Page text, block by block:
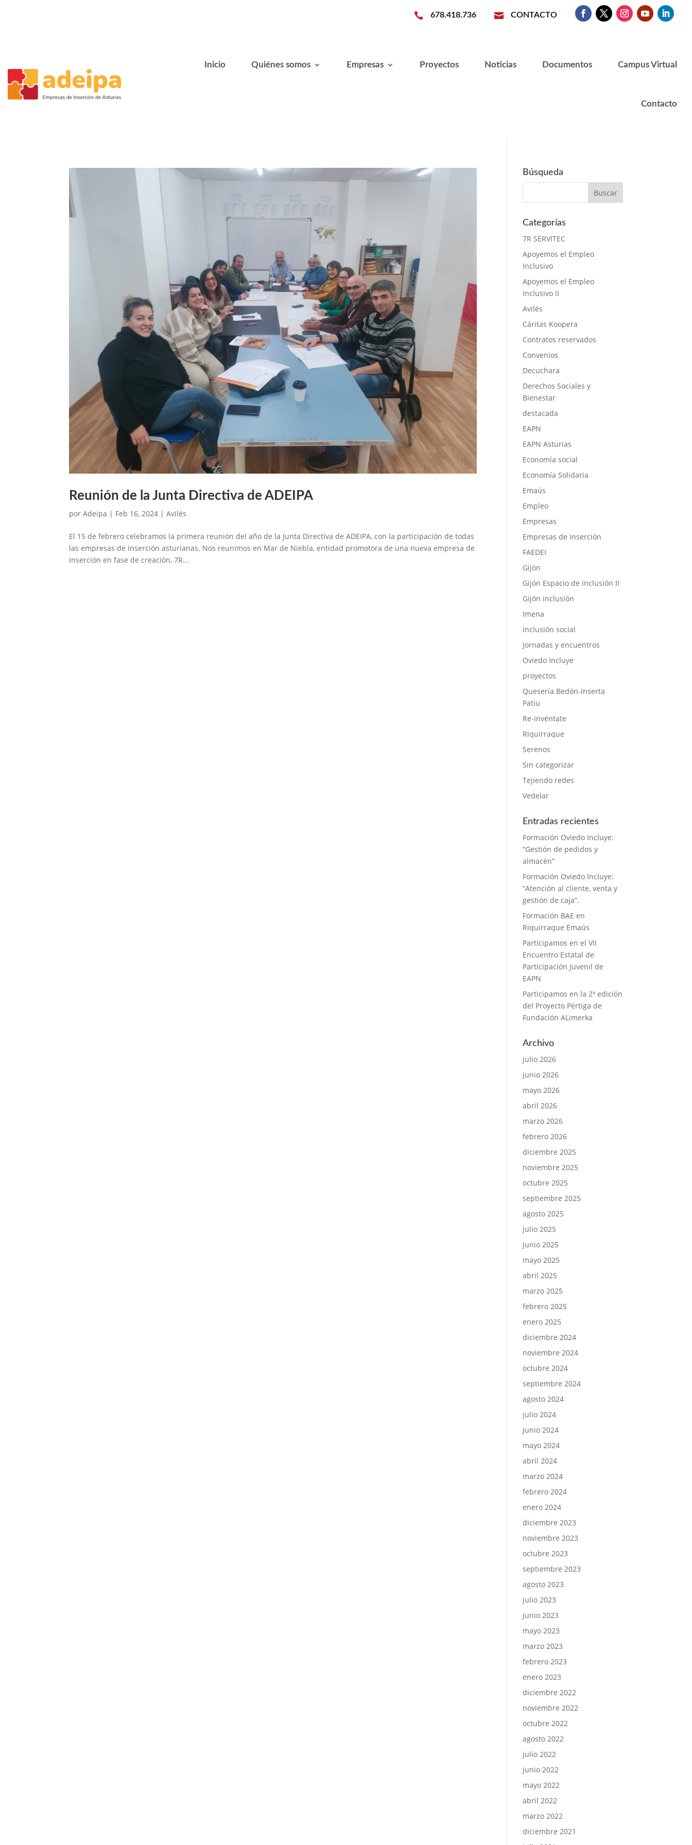
 678.418.736  CONTACTO
Inicio Quiénes somos Empresas Proyectos Noticias Documentos Campus Virtual
Contacto
Reunión de la Junta Directiva de ADEIPA
porAdeipa | Feb 16, 2024 |Avilés
El 15 de febrero celebramos la primera reunión del año de la Junta Directiva de ADEIPA, con la participación de todas
las empresas de inserción asturianas. Nos reunimos en Mar de Niebla, entidad promotora de una nueva empresa de
inserción en fase de creación, 7R...
Búsqueda
Categorías
7R SERVITEC
Apoyemos el Empleo
Inclusivo
Apoyemos el Empleo
Inclusivo II
Avilés
Cáritas Koopera
Contratos reservados
Convenios
Decuchara
Derechos Sociales y
Bienestar
destacada
EAPN
EAPN Asturias
Economía social
Economía Solidaria
Emaús
Empleo
Empresas
Empresas de Inserción
FAEDEI
Gijón
Gijón Espacio de inclusión II
Gijón inclusión
Imena
inclusión social
Jornadas y encuentros
Oviedo Incluye
proyectos
Quesería Bedón-Inserta
Patiu
Re-invéntate
Riquirraque
Serenos
Sin categorizar
Tejiendo redes
Vedelar
Entradas recientes
Formación Oviedo Incluye:
“Gestión de pedidos y
almacén”
Formación Oviedo Incluye:
“Atención al cliente, venta y
gestión de caja”.
Formación BAE en
Riquirraque Emaús
Participamos en el VII
Encuentro Estatal de
Participación Juvenil de
EAPN
Participamos en la 2ª edición
del Proyecto Pértiga de
Fundación ALimerka
Archivo
julio 2026
junio 2026
mayo 2026
abril 2026
marzo 2026
febrero 2026
diciembre 2025
noviembre 2025
octubre 2025
septiembre 2025
agosto 2025
julio 2025
junio 2025
mayo 2025
abril 2025
marzo 2025
febrero 2025
enero 2025
diciembre 2024
noviembre 2024
octubre 2024
septiembre 2024
agosto 2024
julio 2024
junio 2024
mayo 2024
abril 2024
marzo 2024
febrero 2024
enero 2024
diciembre 2023
noviembre 2023
octubre 2023
septiembre 2023
agosto 2023
julio 2023
junio 2023
mayo 2023
marzo 2023
febrero 2023
enero 2023
diciembre 2022
noviembre 2022
octubre 2022
agosto 2022
julio 2022
junio 2022
mayo 2022
abril 2022
marzo 2022
diciembre 2021